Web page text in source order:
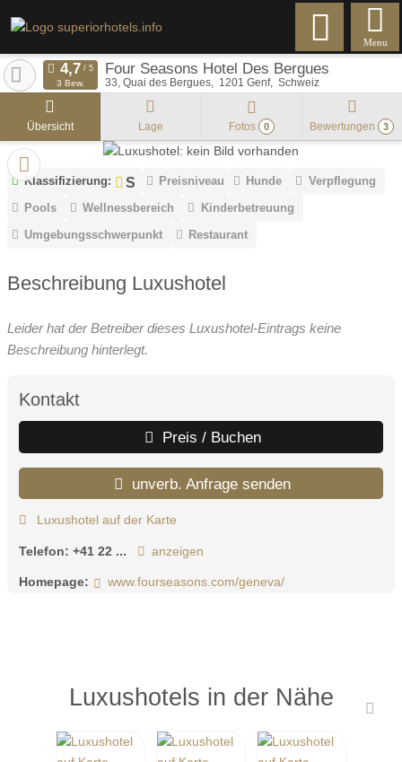
Menu
Four Seasons Hotel Des Bergues
33, Quai des Bergues 1201 Genf Schweiz
3 Bew.
Übersicht Lage Fotos 0 Bewertungen 3
Klassifizierung: Preisniveau Hunde
Verpflegung
Pools
Wellnessbereich
Kinderbetreuung
Umgebungsschwerpunkt
Restaurant
Beschreibung Luxushotel
Leider hat der Betreiber dieses Luxushotel-Eintrags keine
Beschreibung hinterlegt.
Kontakt
Preis / Buchen
unverb. Anfrage senden
Luxushotel auf der Karte
Telefon: +41 22 ... anzeigen
Homepage: www.fourseasons.com/geneva/
Luxushotels in der Nähe